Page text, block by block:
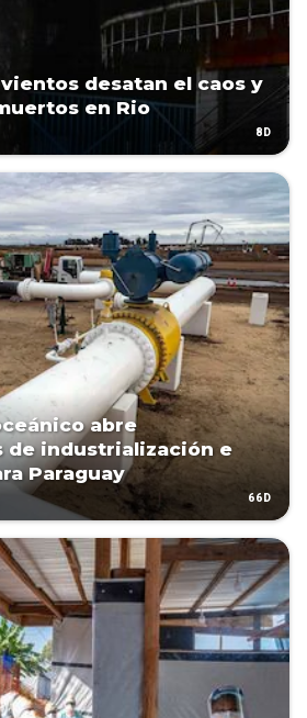
desatan el caos y
en Rio
8D
abre
de industrialización e
Paraguay
66D